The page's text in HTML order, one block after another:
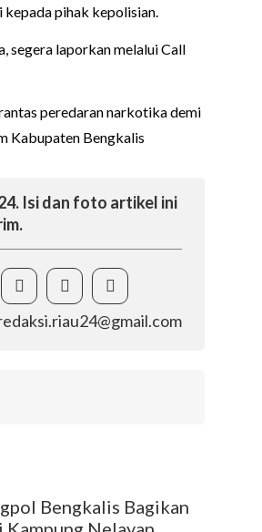
pihak kepolisian.
segera laporkan melalui Call
peredaran narkotika demi
Kabupaten Bengkalis
Isi dan foto artikel ini
Bengkalis Bagikan